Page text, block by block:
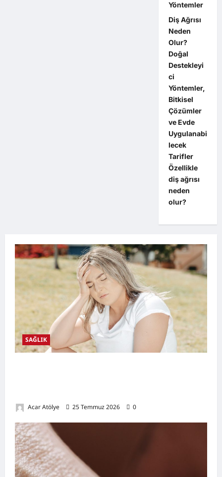
Yöntemler
Diş Ağrısı
Neden
Olur?
Doğal
Destekleyi
ci
Yöntemler,
Bitkisel
Çözümler
ve Evde
Uygulanabi
lecek
Tarifler
Özellikle
diş ağrısı
neden
olur?
SAĞLIK
Acar Atölye 25 Temmuz 2026 0